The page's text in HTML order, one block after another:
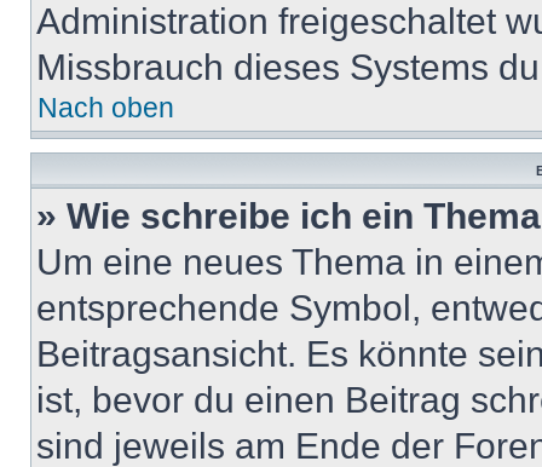
Administration freigeschaltet
Missbrauch dieses Systems
Nach oben
» Wie schreibe ich ein
Um eine neues Thema in
entsprechende Symbol,
Beitragsansicht. Es könnte
ist, bevor du einen Beitrag
sind jeweils am Ende der